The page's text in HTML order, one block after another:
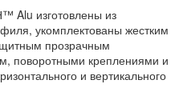
Alu изготовлены из
укомплектованы жестким
прозрачным
поворотными креплениями и
и вертикального